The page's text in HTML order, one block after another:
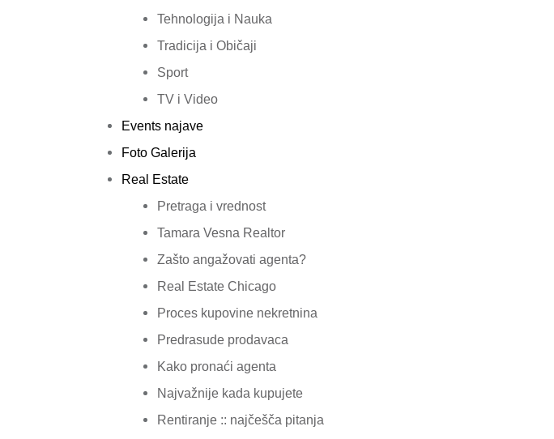
Tehnologija i Nauka
Tradicija i Običaji
Sport
TV i Video
Events najave
Foto Galerija
Real Estate
Pretraga i vrednost
Tamara Vesna Realtor
Zašto angažovati agenta?
Real Estate Chicago
Proces kupovine nekretnina
Predrasude prodavaca
Kako pronaći agenta
Najvažnije kada kupujete
Rentiranje :: najčešča pitanja